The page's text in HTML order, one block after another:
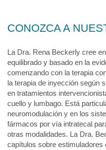
CONOZCA A
La Dra. Rena Beckerly cree
equilibrado y basado en la
comenzando con la terapia
la terapia de inyección según
en tratamientos
cuello y lumbago. Está
neuromodulación y en los
fármacos por vía intratecal
otras modalidades. La Dra.
capítulos sobre estimuladores